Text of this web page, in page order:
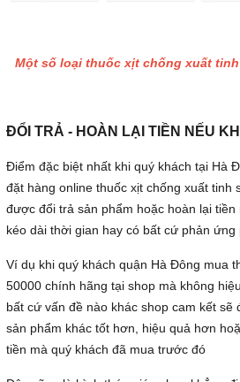
Một số loại thuốc xịt chống xuất
ĐỔI TRẢ - HOÀN LẠI TIỀN NẾU
Điểm đặc biệt nhất khi quý khách tại Hà
đặt hàng online thuốc xịt chống xuất tinh
được đổi trả sản phẩm hoặc hoàn lại tiền
kéo dài thời gian hay có bất cứ phản ứng
Ví dụ khi quý khách quận Hà Đông mua
50000 chính hãng tại shop mà không
bất cứ vấn đề nào khác shop cam kết sẽ
sản phẩm khác tốt hơn, hiệu quả hơn
tiền mà quý khách đã mua trước đó